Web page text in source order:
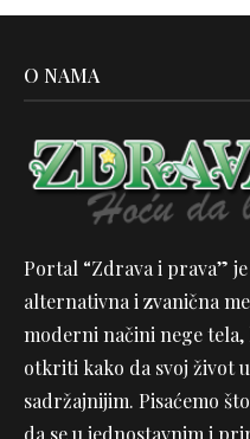
O NAMA
Portal “Zdrava i prava”
alternativna i zvanična
moderni načini nege tela,
otkriti kako da svoj život
sadržajnijim. Pisaćemo
da se u jednostavnim i